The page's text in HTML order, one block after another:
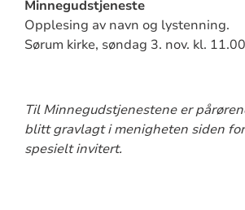
Minnegudstjeneste
Opplesing av navn og lystenning.
Sørum kirke, søndag 3. nov. kl.
Til Minnegudstjenestene er
blitt gravlagt i menigheten siden
spesielt invitert.